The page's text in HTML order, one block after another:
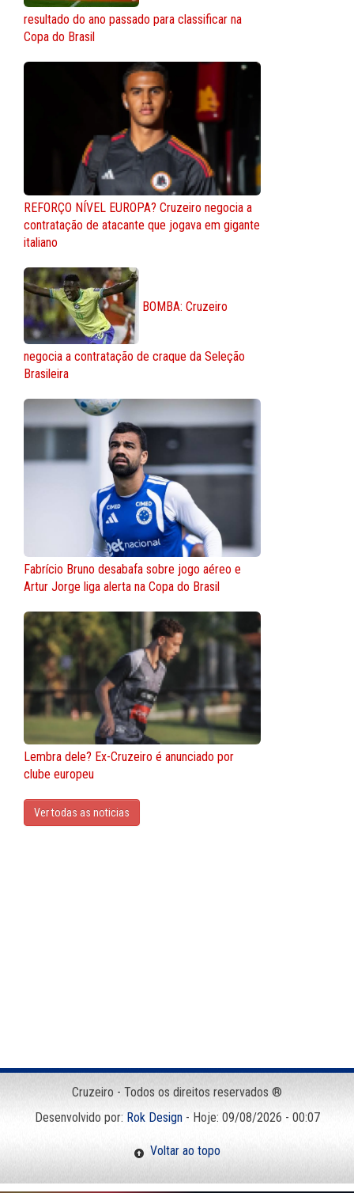
resultado do ano passado para classificar na
Copa do Brasil
REFORÇO NÍVEL EUROPA? Cruzeiro negocia a
contratação de atacante que jogava em gigante
italiano
BOMBA: Cruzeiro
negocia a contratação de craque da Seleção
Brasileira
Fabrício Bruno desabafa sobre jogo aéreo e
Artur Jorge liga alerta na Copa do Brasil
Lembra dele? Ex-Cruzeiro é anunciado por
clube europeu
Ver todas as noticias
Cruzeiro - Todos os direitos reservados ®
Desenvolvido por: Rok Design- Hoje: 09/08/2026 - 00:07
Voltar ao topo